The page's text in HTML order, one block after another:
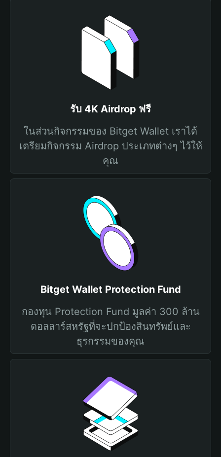
รับ 4K Airdrop ฟรี
ในส่วนกิจกรรมของ Bitget Wallet เราได้
เตรียมกิจกรรม Airdrop ประเภทต่างๆ ไว้ให้
คุณ
Bitget Wallet Protection Fund
กองทุน Protection Fund มูลค่า 300 ล้าน
ดอลลาร์สหรัฐที่จะปกป้องสินทรัพย์และ
ธุรกรรมของคุณ